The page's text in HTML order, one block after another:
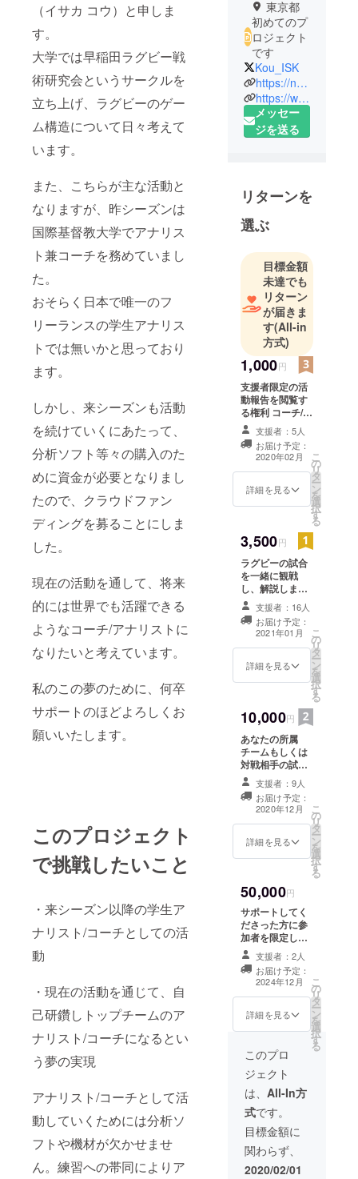
（イサカ コウ）と申しま
す。
大学では早稲田ラグビー戦
術研究会というサークルを
立ち上げ、ラグビーのゲー
ム構造について日々考えて
います。
また、こちらが主な活動と
なりますが、昨シーズンは
国際基督教大学でアナリス
ト兼コーチを務めていまし
た。
おそらく日本で唯一のフ
リーランスの学生アナリス
トでは無いかと思っており
ます。
しかし、来シーズンも活動
を続けていくにあたって、
分析ソフト等々の購入のた
めに資金が必要となりまし
たので、クラウドファン
ディングを募ることにしま
した。
現在の活動を通して、将来
的には世界でも活躍できる
ようなコーチ/アナリストに
なりたいと考えています。
私のこの夢のために、何卒
サポートのほどよろしくお
願いいたします。
このプロジェクト
で挑戦したいこと
・来シーズン以降の学生ア
ナリスト/コーチとしての活
動
・現在の活動を通じて、自
己研鑽しトップチームのア
ナリスト/コーチになるとい
う夢の実現
アナリスト/コーチとして活
動していくためには分析ソ
フトや機材が欠かせませ
ん。練習への帯同によりア
東京都
初めてのプ
ロジェクト
です
Kou_ISK
https://note.com/kou_isk
https://www.wsdrss.com
メッセー
ジを送る
リターンを
選ぶ
目標金額
未達でも
リターン
が届きま
す(All-in
方式)
1,000円
支援者限定の活
動報告を閲覧す
る権利 コーチ/ア
ナリストとして
活動する僕のラ
グビー関連の活
動を紹介してい
きます。
支援者：5人
お届け予定：
2020年02月
詳細を見る
こ
の
リ
タ
ー
ン
を
選
択
す
る
3,500円
ラグビーの試合
を一緒に観戦
し、解説しま
す！ 複数人い
らっしゃる場合
は同日に4名まで
対応する可能性
がございます。
ご了承くださ
せていただきま
す。 (首都圏開催
での試合に対
応。交通費、宿
泊費は負担致し
ません。)
支援者：16人
お届け予定：
2021年01月
詳細を見る
こ
の
リ
タ
ー
ン
を
選
択
す
る
10,000円
あなたの所属
チームもしくは
対戦相手の試合
を1ゲーム分析し
ます！ 2020年
12月まで随時受
け付けておりま
す！ 映像を共有
してくだされば
性はございませ
ん。 おあいする
場合には交通
費、宿泊費は負
担致しません。
支援者：9人
お届け予定：
2020年12月
詳細を見る
こ
の
リ
タ
ー
ン
を
選
択
す
る
50,000円
サポートしてく
ださった方に参
加者を限定し
た、ラグビーの
戦略戦術、分析
手法に関する勉
強会を開催いた
します。 勉強会
の価値、すなわ
めに、予定日は
設定しておりま
す。 私が2024年
12月まで学んだ
こと全てを共有
させて頂きたい
と思いますの
で、リターンの
お届け予定が先
支援者：2人
お届け予定：
2024年12月
詳細を見る
こ
の
リ
タ
ー
ン
を
選
択
す
る
このプロ
ジェクト
は、 All-In方
式です。
目標金額に
関わらず、
2020/02/01